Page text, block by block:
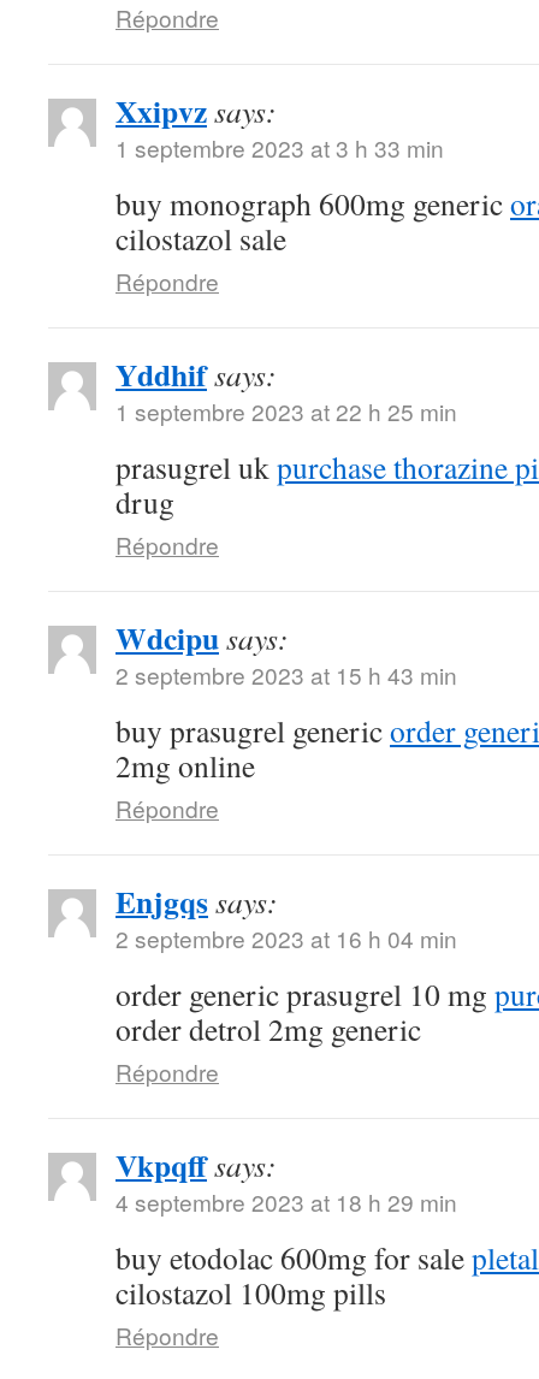
Répondre
Xxipvzsays:
1 septembre 2023 at 3 h 33 min
buy monograph 600mg generic
cilostazol sale
Répondre
Yddhifsays:
1 septembre 2023 at 22 h 25 min
prasugrel ukpurchase thorazine
drug
Répondre
Wdcipusays:
2 septembre 2023 at 15 h 43 min
buy prasugrel genericorder
2mg online
Répondre
Enjgqssays:
2 septembre 2023 at 16 h 04 min
order generic prasugrel 10 mg
order detrol 2mg generic
Répondre
Vkpqffsays:
4 septembre 2023 at 18 h 29 min
buy etodolac 600mg for sale
cilostazol 100mg pills
Répondre